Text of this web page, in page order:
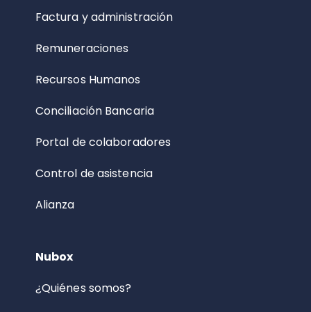
Factura y administración
Remuneraciones
Recursos Humanos
Conciliación Bancaria
Portal de colaboradores
Control de asistencia
Alianza
Nubox
¿Quiénes somos?